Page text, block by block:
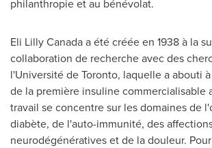
philanthropie et au bénévolat.
Eli Lilly Canada a été créée en 1938 à la
collaboration de recherche avec des
l'Université deToronto, laquelle a abouti
de la première insuline commercialisable
travail se concentre sur les domaines de
diabète, de l'auto-immunité, des
neurodégénératives et de la douleur.